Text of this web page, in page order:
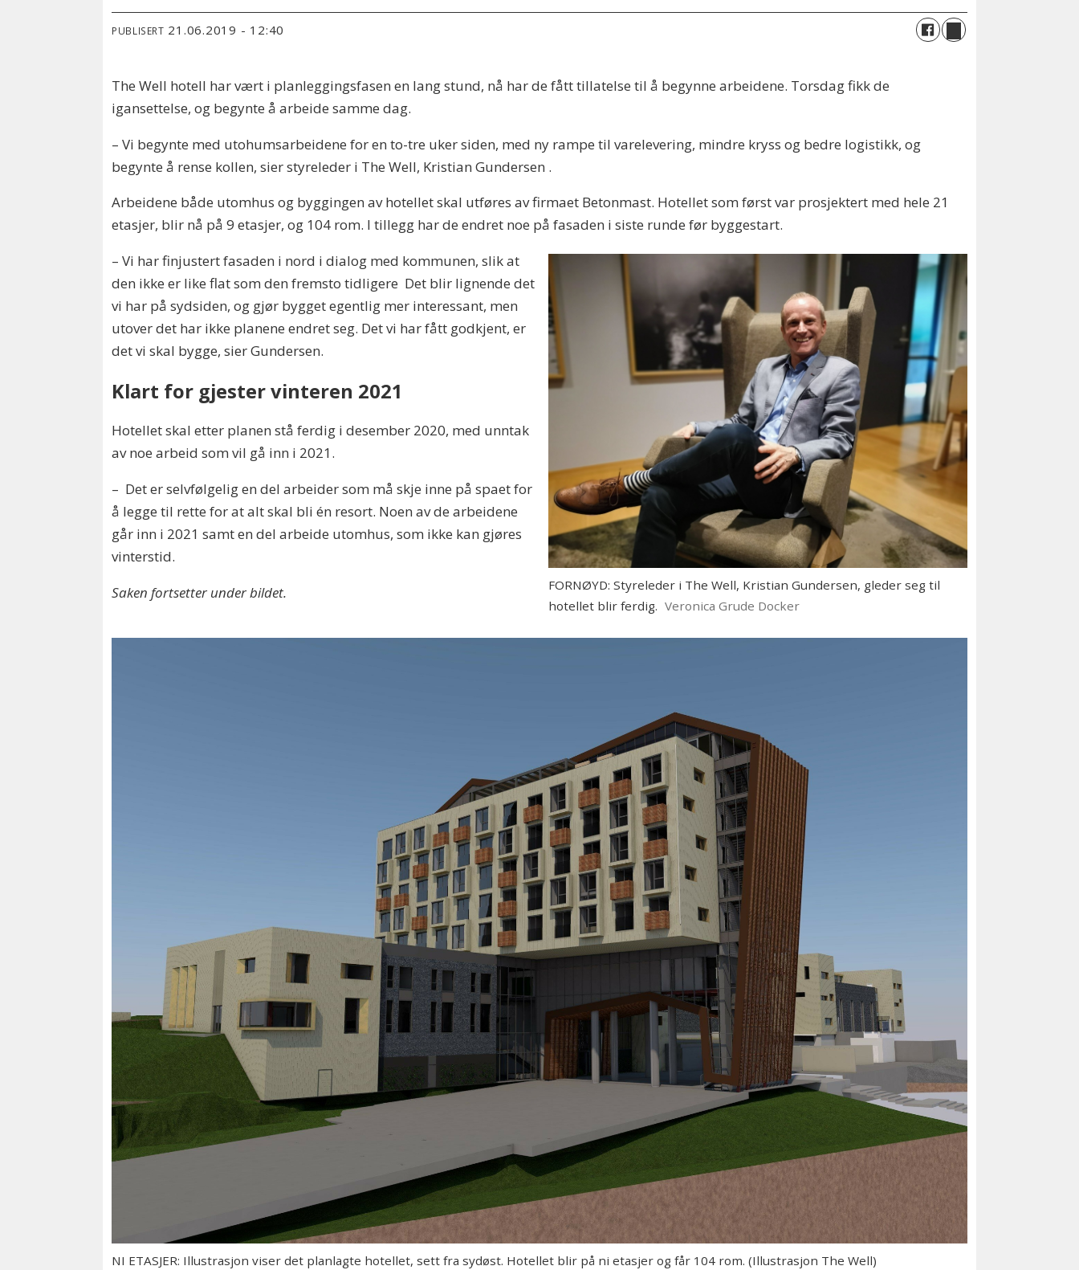
PUBLISERT 21.06.2019 - 12:40
The Well hotell har vært i planleggingsfasen en lang stund, nå har de fått tillatelse til å begynne arbeidene. Torsdag fikk de
igansettelse, og begynte å arbeide samme dag.
– Vi begynte med utohumsarbeidene for en to-tre uker siden, med ny rampe til varelevering, mindre kryss og bedre logistikk, og
begynte å rense kollen, sier styreleder i The Well, Kristian Gundersen .
Arbeidene både utomhus og byggingen av hotellet skal utføres av firmaet Betonmast. Hotellet som først var prosjektert med hele 21
etasjer, blir nå på 9 etasjer, og 104 rom. I tillegg har de endret noe på fasaden i siste runde før byggestart.
FORNØYD: Styreleder i The Well, Kristian Gundersen, gleder seg til
hotellet blir ferdig. Veronica Grude Docker
– Vi har finjustert fasaden i nord i dialog med kommunen, slik at
den ikke er like flat som den fremsto tidligere Det blir lignende det
vi har på sydsiden, og gjør bygget egentlig mer interessant, men
utover det har ikke planene endret seg. Det vi har fått godkjent, er
det vi skal bygge, sier Gundersen.
Klart for gjester vinteren 2021
Hotellet skal etter planen stå ferdig i desember 2020, med unntak
av noe arbeid som vil gå inn i 2021.
– Det er selvfølgelig en del arbeider som må skje inne på spaet for
å legge til rette for at alt skal bli én resort. Noen av de arbeidene
går inn i 2021 samt en del arbeide utomhus, som ikke kan gjøres
vinterstid.
Saken fortsetter under bildet.
NI ETASJER: Illustrasjon viser det planlagte hotellet, sett fra sydøst. Hotellet blir på ni etasjer og får 104 rom. (Illustrasjon The Well)